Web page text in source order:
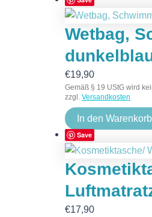
Wetbag,
€19,90
Gemäß § 19 UStG wird
zzgl. Versandkosten
In den Warenkorb
Save
€17,90